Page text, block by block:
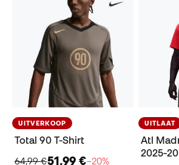
UITVERKOOP
Total 90 T-Shirt
64,99 €51,99 €−20%
UITLAAT
Atl
2025-